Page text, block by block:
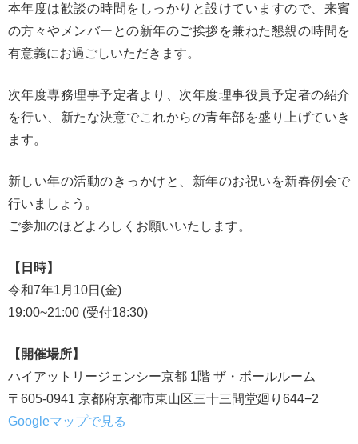
本年度は歓談の時間をしっかりと設けていますので、来賓
の方々やメンバーとの新年のご挨拶を兼ねた懇親の時間を
有意義にお過ごしいただきます。
次年度専務理事予定者より、次年度理事役員予定者の紹介
を行い、新たな決意でこれからの青年部を盛り上げていき
ます。
新しい年の活動のきっかけと、新年のお祝いを新春例会で
行いましょう。
ご参加のほどよろしくお願いいたします。
【日時】
令和7年1月10日(金)
19:00~21:00 (受付18:30)
【開催場所】
ハイアットリージェンシー京都 1階 ザ・ボールルーム
〒605-0941 京都府京都市東山区三十三間堂廻り644−2
Googleマップで見る